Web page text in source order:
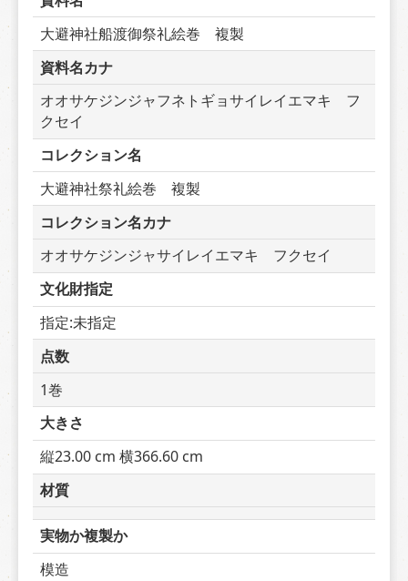
大避神社船渡御祭礼絵巻　複製
資料名カナ
オオサケジンジャフネトギョサイレイエマキ　フ
クセイ
コレクション名
大避神社祭礼絵巻　複製
コレクション名カナ
オオサケジンジャサイレイエマキ　フクセイ
文化財指定
指定:未指定
点数
1巻
大きさ
縦23.00 cm 横366.60 cm
材質
実物か複製か
模造